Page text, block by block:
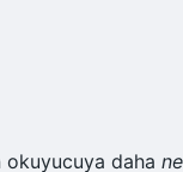
okuyucuya daha